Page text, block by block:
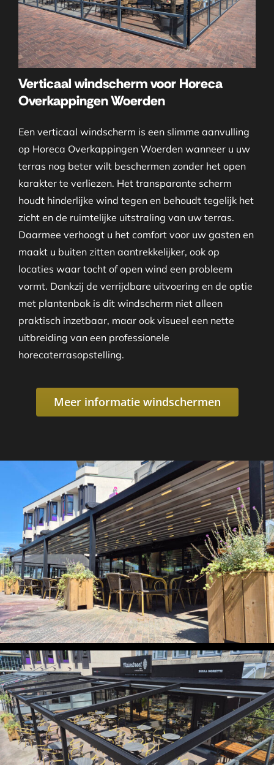
Verticaal windscherm voor Horeca
Overkappingen Woerden
Een verticaal windscherm is een slimme aanvulling
op Horeca Overkappingen Woerden wanneer u uw
terras nog beter wilt beschermen zonder het open
karakter te verliezen. Het transparante scherm
houdt hinderlijke wind tegen en behoudt tegelijk het
zicht en de ruimtelijke uitstraling van uw terras.
Daarmee verhoogt u het comfort voor uw gasten en
maakt u buiten zitten aantrekkelijker, ook op
locaties waar tocht of open wind een probleem
vormt. Dankzij de verrijdbare uitvoering en de optie
met plantenbak is dit windscherm niet alleen
praktisch inzetbaar, maar ook visueel een nette
uitbreiding van een professionele
horecaterrasopstelling.
Meer informatie windschermen